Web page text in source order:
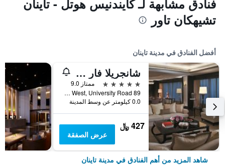
فنادق مشابهة لـ كايندنيس هوتل - تاينان
تشيهكان تاور
أفضل الفنادق في مدينة تاينان
شانجريلا فار إيسترن تاينان
5 نجوم
ممتاز 9.0
89 Section West, University Road, مدينة تاينان, تايوان
0.0 كيلومتر عن وسط المدينة
427 ﷼
عرض الصفقة
شاهد المزيد من أهم الفنادق في مدينة تاينان